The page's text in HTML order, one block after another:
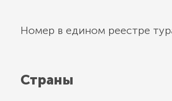
Номер в едином реестре
Страны